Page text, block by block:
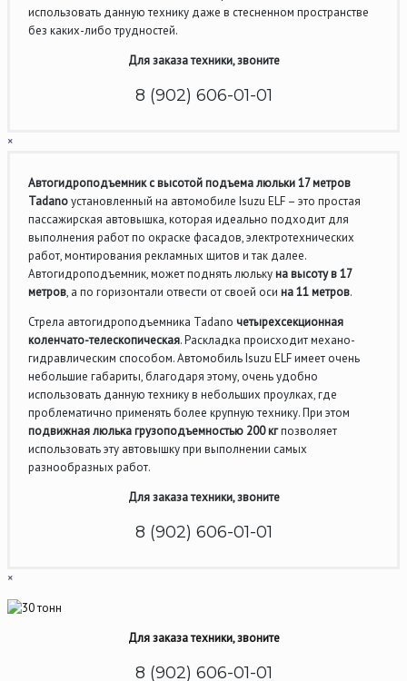
использовать данную технику даже в стесненном пространстве
без каких-либо трудностей.
Для заказа техники, звоните
8 (902) 606-01-01
×
Автогидроподъемник с высотой подъема люльки 17 метров
Tadanoустановленный на автомобиле Isuzu ELF – это простая
пассажирская автовышка, которая идеально подходит для
выполнения работ по окраске фасадов, электротехнических
работ, монтирования рекламных щитов и так далее.
Автогидроподъемник, может поднять люлькуна высоту в 17
метров, а по горизонтали отвести от своей оси на 11 метров.
Стрела автогидроподъемника Tadano четырехсекционная
коленчато-телескопическая. Раскладка происходит механо-
гидравлическим способом. Автомобиль Isuzu ELF имеет очень
небольшие габариты, благодаря этому, очень удобно
использовать данную технику в небольших проулках, где
проблематично применять более крупную технику. При этом
подвижная люлька грузоподъемностью 200 кгпозволяет
использовать эту автовышку при выполнении самых
разнообразных работ.
Для заказа техники, звоните
8 (902) 606-01-01
×
Для заказа техники, звоните
8 (902) 606-01-01